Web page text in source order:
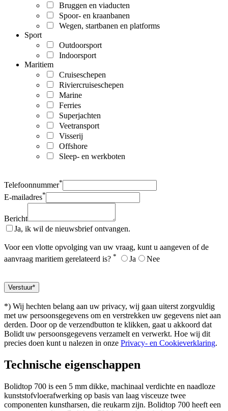
Bruggen en viaducten
Spoor- en kraanbanen
Wegen, startbanen en platforms
Sport
Outdoorsport
Indoorsport
Maritiem
Cruiseschepen
Riviercruiseschepen
Marine
Ferries
Superjachten
Veetransport
Visserij
Offshore
Sleep- en werkboten
Telefoonnummer*
E-mailadres*
Bericht
Ja, ik wil de nieuwsbrief ontvangen.
Voor een vlotte opvolging van uw vraag, kunt u aangeven of de
aanvraag maritiem gerelateerd is? * Ja Nee
*) Wij hechten belang aan uw privacy, wij gaan uiterst zorgvuldig
met uw persoonsgegevens om en verstrekken uw gegevens niet aan
derden. Door op de verzendbutton te klikken, gaat u akkoord dat
Bolidt uw persoonsgegevens verzamelt en verwerkt. Hoe wij dit
precies doen kunt u nalezen in onze Privacy- en Cookieverklaring.
Technische eigenschappen
Bolidtop 700 is een 5 mm dikke, machinaal verdichte en naadloze
kunststofvloerafwerking op basis van laag visceuze twee
componenten kunstharsen, die reukarm zijn. Bolidtop 700 heeft een